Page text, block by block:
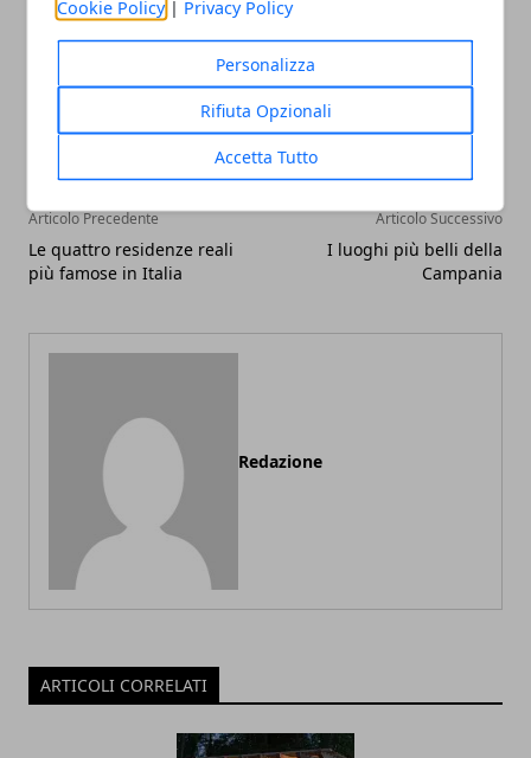
Cookie Policy | Privacy Policy
Personalizza
Rifiuta Opzionali
Accetta Tutto
Facebook
TwitterWhatsapp
Articolo Precedente
Le quattro residenze reali
più famose in Italia
Articolo Successivo
I luoghi più belli della
Campania
Redazione
ARTICOLI CORRELATI